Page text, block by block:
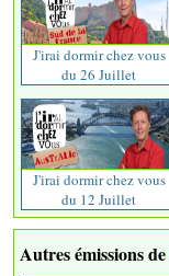
J'irai dormir chez vous
du 26 Juillet
J'irai dormir chez vous
du 12 Juillet
Autres émissions de